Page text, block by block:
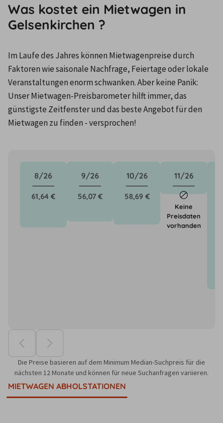
Was kostet ein Mietwagen in
Gelsenkirchen ?
Im Laufe des Jahres können Mietwagenpreise durch
Faktoren wie saisonale Nachfrage, Feiertage oder lokale
Veranstaltungen enorm schwanken. Aber keine Panik:
Unser Mietwagen-Preisbarometer hilft immer, das
günstigste Zeitfenster und das beste Angebot für den
Mietwagen zu finden - versprochen!
8/26
61,64 €
9/26
56,07 €
10/26
58,69 €
11/26
Keine
Preisdaten
vorhanden
Die Preise basieren auf dem Minimum Median-Suchpreis für die
nächsten 12 Monate und können für neue Suchanfragen variieren.
MIETWAGEN ABHOLSTATIONEN